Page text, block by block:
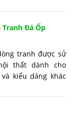
Đá Ốp
tranh được sử
thất dành cho
kiểu dáng khác